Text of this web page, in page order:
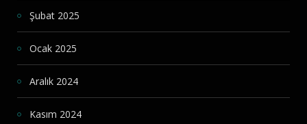
Şubat 2025
Ocak 2025
Aralık 2024
Kasım 2024